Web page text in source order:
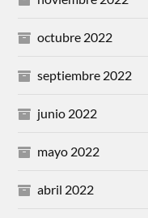
octubre 2022
septiembre 2022
junio 2022
mayo 2022
abril 2022